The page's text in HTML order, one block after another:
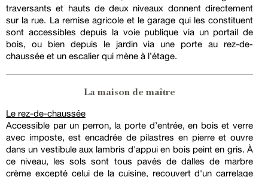
traversants et hauts de deux niveaux donnent directement
sur la rue. La remise agricole et le garage qui les constituent
sont accessibles depuis la voie publique via un portail de
bois, ou bien depuis le jardin via une porte au rez-de-
chaussée et un escalier qui mène à l’étage.
La maison de maître
Le rez-de-chaussée
Accessible par un perron, la porte d’entrée, en bois et verre
avec imposte, est encadrée de pilastres en pierre et ouvre
dans un vestibule aux lambris d'appui en bois peint en gris. À
ce niveau, les sols sont tous pavés de dalles de marbre
crème excepté celui de la cuisine, recouvert d'un carrelage